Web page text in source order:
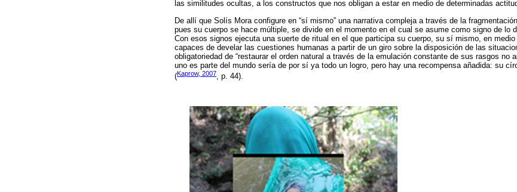
las similitudes ocultas, a los constructos que nos obligan a estar en medio de determinadas
De allí que Solís Mora configure en “sí mismo” una narrativa compleja a través de la
pues su cuerpo se hace múltiple, se divide en el momento en el cual se asume como signo de lo
Con esos signos ejecuta una suerte de ritual en el que participa su cuerpo, su sí mismo, en medio
capaces de develar las cuestiones humanas a partir de un giro sobre la disposición de las
obligatoriedad de “restaurar el orden natural a través de la emulación constante de sus rasgos no
uno es parte del mundo sería de por sí ya todo un logro, pero hay una recompensa añadida: su
(Kaprow, 2007 , p. 44).